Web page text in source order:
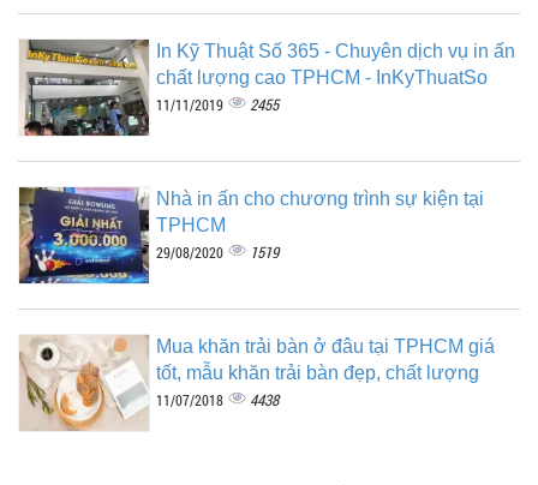
In Kỹ Thuật Số 365 - Chuyên dịch vụ in ấn
chất lượng cao TPHCM - InKyThuatSo
11/11/2019 2455
Nhà in ấn cho chương trình sự kiện tại
TPHCM
29/08/2020 1519
Mua khăn trải bàn ở đâu tại TPHCM giá
tốt, mẫu khăn trải bàn đẹp, chất lượng
11/07/2018 4438